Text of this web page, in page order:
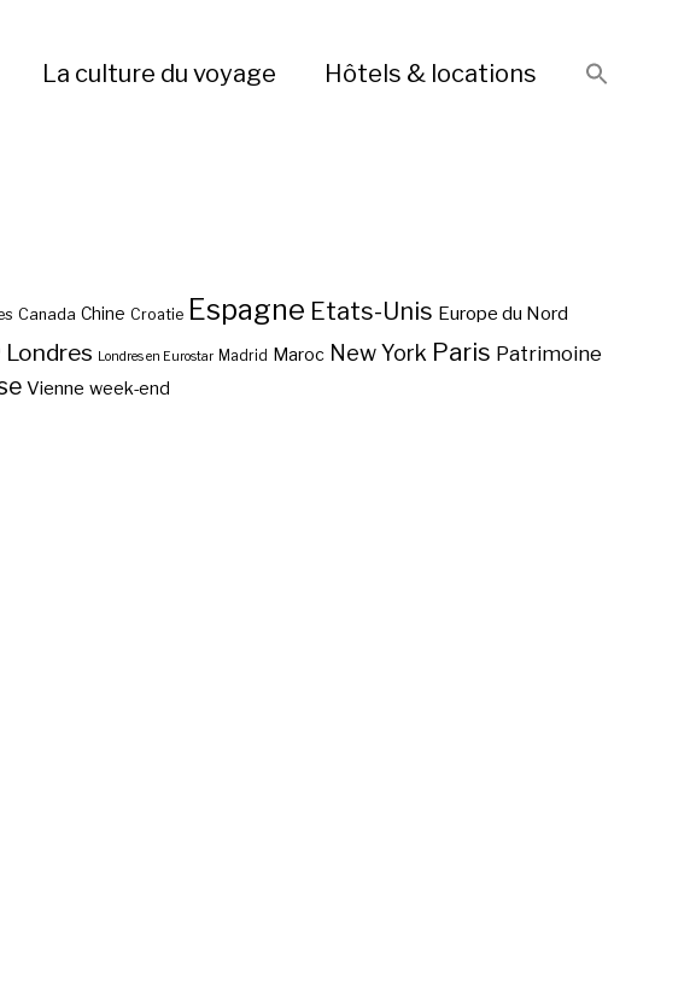
La culture du voyage Hôtels & locations
Canada Chine Croatie Espagne Etats-Unis Europe du Nord
Londres Londres en Eurostar Madrid Maroc New York Paris Patrimoine
Vienne week-end